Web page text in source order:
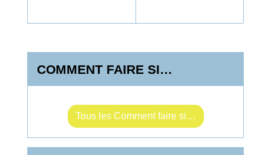
COMMENT FAIRE SI…
Tous les Comment faire si…